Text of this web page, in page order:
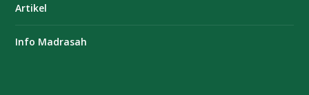
Artikel
Info Madrasah